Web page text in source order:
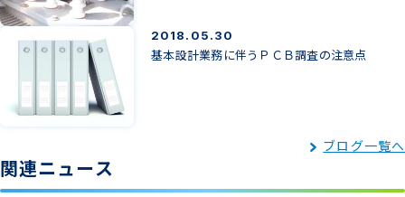
2018.05.30
基本設計業務に伴うＰＣＢ調査の注意点
ブログ一覧へ
関連ニュース